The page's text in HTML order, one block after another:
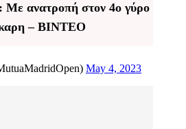
ανατροπή στον 4ο γύρο
– ΒΙΝΤΕΟ
May 4, 2023